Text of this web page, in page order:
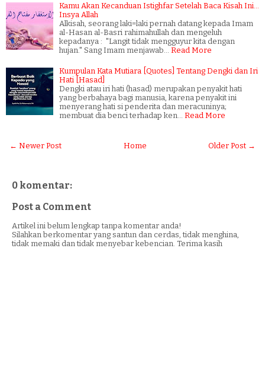
Kamu Akan Kecanduan Istighfar Setelah Baca Kisah Ini...
Insya Allah
Alkisah, seorang laki=laki pernah datang kepada Imam
al-Hasan al-Basri rahimahullah dan mengeluh
kepadanya : "Langit tidak mengguyur kita dengan
hujan." Sang Imam menjawab…
Read More
Kumpulan Kata Mutiara [Quotes] Tentang Dengki dan Iri
Hati [Hasad]
Dengki atau iri hati (hasad) merupakan penyakit hati
yang berbahaya bagi manusia, karena penyakit ini
menyerang hati si penderita dan meracuninya;
membuat dia benci terhadap ken…
Read More
← Newer Post Older Post →
Home
0 komentar:
Post a Comment
Artikel ini belum lengkap tanpa komentar anda!
Silahkan berkomentar yang santun dan cerdas, tidak menghina,
tidak memaki dan tidak menyebar kebencian. Terima kasih